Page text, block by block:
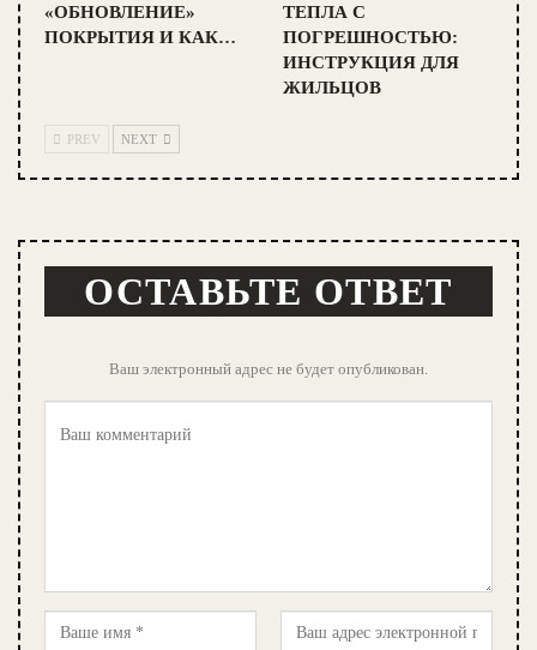
«ОБНОВЛЕНИЕ»
ПОКРЫТИЯ И КАК…
ТЕПЛА С
ПОГРЕШНОСТЬЮ:
ИНСТРУКЦИЯ ДЛЯ
ЖИЛЬЦОВ
PREV NEXT
ОСТАВЬТЕ ОТВЕТ
Ваш электронный адрес не будет опубликован.